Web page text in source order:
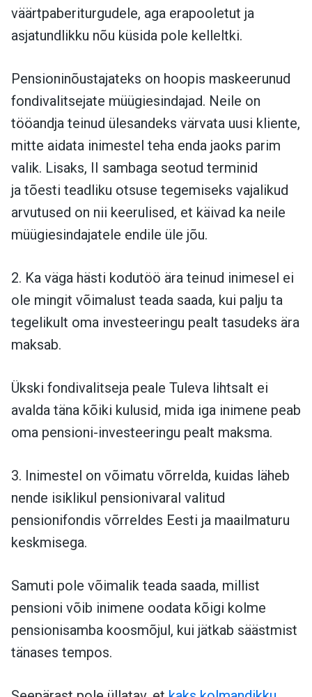
väärtpaberiturgudele, aga erapooletut ja
asjatundlikku nõu küsida pole kelleltki.
Pensioninõustajateks on hoopis maskeerunud
fondivalitsejate müügiesindajad. Neile on
tööandja teinud ülesandeks värvata uusi kliente,
mitte aidata inimestel teha enda jaoks parim
valik. Lisaks, II sambaga seotud terminid
ja tõesti teadliku otsuse tegemiseks vajalikud
arvutused on nii keerulised, et käivad ka neile
müügiesindajatele endile üle jõu.
2. Ka väga hästi kodutöö ära teinud inimesel ei
ole mingit võimalust teada saada, kui palju ta
tegelikult oma investeeringu pealt tasudeks ära
maksab.
Ükski fondivalitseja peale Tuleva lihtsalt ei
avalda täna kõiki kulusid, mida iga inimene peab
oma pensioni-investeeringu pealt maksma.
3. Inimestel on võimatu võrrelda, kuidas läheb
nende isiklikul pensionivaral valitud
pensionifondis võrreldes Eesti ja maailmaturu
keskmisega.
Samuti pole võimalik teada saada, millist
pensioni võib inimene oodata kõigi kolme
pensionisamba koosmõjul, kui jätkab säästmist
tänases tempos.